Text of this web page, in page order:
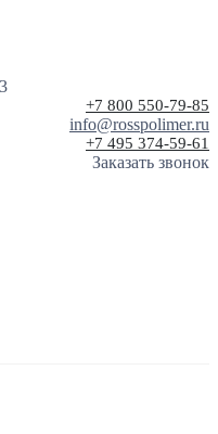
+7 800 550-79-85
info@rosspolimer.ru
+7 495 374-59-61
Заказать звонок